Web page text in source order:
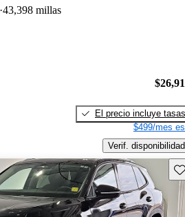
43,398 millas
El precio incluye tasas
$499/mes
Verif. disponibilidad